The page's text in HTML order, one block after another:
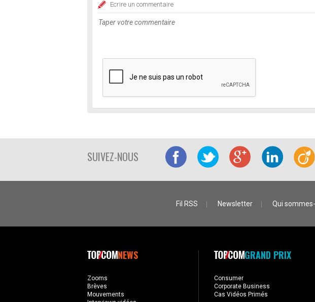
Ecrire un commentaire
SUIVEZ-NOUS
Fil RSS Newsletter Qui
NEWS
Zooms
Brèves
Mouvements
GRAND PRIX
Consumer
Corporate Business
Cas Vidéos Primés